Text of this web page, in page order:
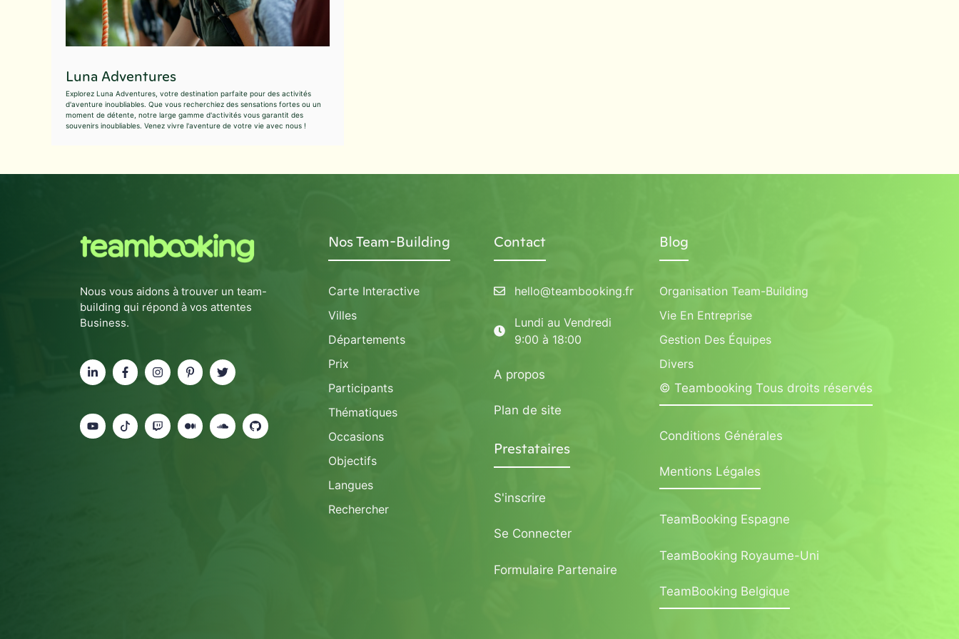
Luna Adventures
Explorez Luna Adventures, votre destination parfaite pour des activités
d'aventure inoubliables. Que vous recherchiez des sensations fortes ou un
moment de détente, notre large gamme d'activités vous garantit des
souvenirs inoubliables. Venez vivre l'aventure de votre vie avec nous !
Nous vous aidons à trouver un team-
building qui répond à vos attentes
Business.
Nos Team-Building
Carte Interactive
Villes
Départements
Prix
Participants
Thématiques
Occasions
Objectifs
Langues
Rechercher
Contact
hello@teambooking.fr
Lundi au Vendredi
9:00 à 18:00
A propos
Plan de site
Prestataires
S'inscrire
Se Connecter
Formulaire Partenaire
Blog
Organisation Team-Building
Vie En Entreprise
Gestion Des Équipes
Divers
© Teambooking Tous droits réservés
Conditions Générales
Mentions Légales
TeamBooking Espagne
TeamBooking Royaume-Uni
TeamBooking Belgique